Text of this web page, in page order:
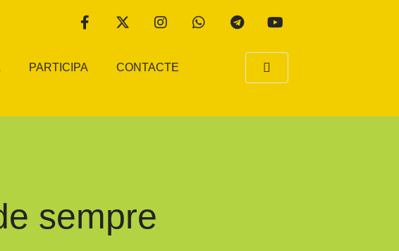
PARTICIPA CONTACTE
sempre